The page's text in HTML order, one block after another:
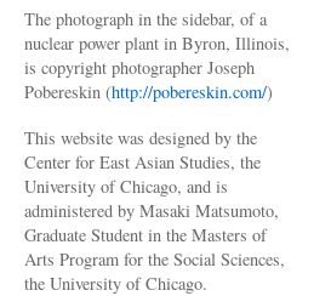
The photograph in the sidebar, of a
nuclear power plant in Byron, Illinois,
is copyright photographer Joseph
Pobereskin (http://pobereskin.com/)
This website was designed by the
Center for East Asian Studies, the
University of Chicago, and is
administered by Masaki Matsumoto,
Graduate Student in the Masters of
Arts Program for the Social Sciences,
the University of Chicago.